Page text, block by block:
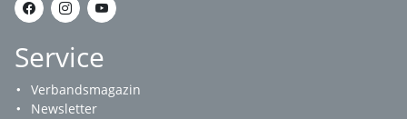
Service
Verbandsmagazin
Newsletter